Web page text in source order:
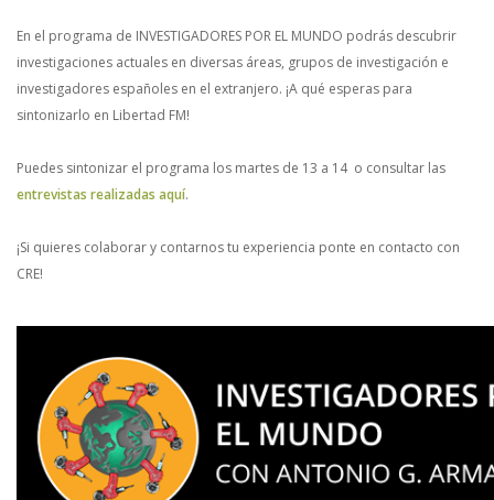
En el programa de INVESTIGADORES POR EL MUNDO podrás descubrir
investigaciones actuales en diversas áreas, grupos de investigación e
investigadores españoles en el extranjero. ¡A qué esperas para
sintonizarlo en Libertad FM!
Puedes sintonizar el programa los martes de 13 a 14 o consultar las
entrevistas realizadas aquí.
¡Si quieres colaborar y contarnos tu experiencia ponte en contacto con
CRE!